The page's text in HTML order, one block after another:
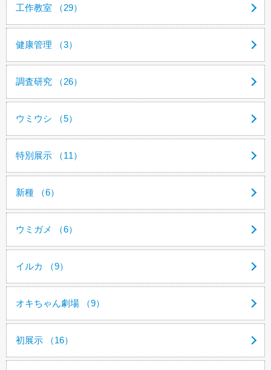
工作教室 （29）
健康管理 （3）
調査研究 （26）
ウミウシ （5）
特別展示 （11）
新種 （6）
ウミガメ （6）
イルカ （9）
オキちゃん劇場 （9）
初展示 （16）